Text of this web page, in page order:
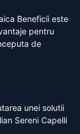
Beneficii este
pentru
de
unei solutii
Sereni Capelli